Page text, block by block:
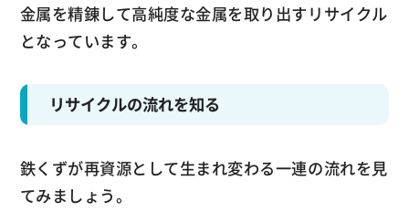
金属を精錬して高純度な金属を取り出すリサイクル
となっています。
リサイクルの流れを知る
鉄くずが再資源として生まれ変わる一連の流れを見
てみましょう。